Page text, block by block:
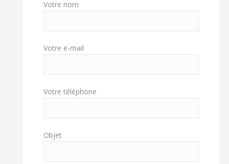
Votre nom
Votre e-mail
Votre téléphone
Objet